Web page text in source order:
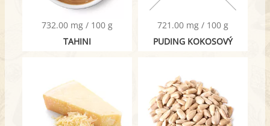
732.00 mg / 100 g
TAHINI
721.00 mg / 100 g
PUDING KOKOSOVÝ